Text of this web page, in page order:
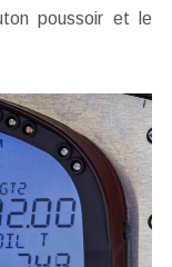
poussoir et le